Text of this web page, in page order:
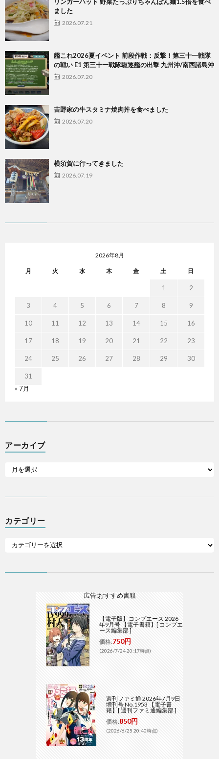
ました
2026.07.21
艦これ2026夏イベント 前段作戦：反撃！第三十一戦隊
の戦い E1 第三十一戦隊駆逐艦の出撃 九州沖/南西諸島沖
2026.07.20
吉野家の牛スタミナ焼肉丼を食べました
2026.07.20
横須賀に行ってきました
2026.07.19
2026年8月
月 火 水 木 金 土 日
1 2
3 4 5 6 7 8 9
10 11 12 13 14 15 16
17 18 19 20 21 22 23
24 25 26 27 28 29 30
31
« 7月
アーカイブ
カテゴリー
広告:おすすめ書籍
【電子版】コンプエース 2026
年9月号 【電子書籍】[ コンプエ
ース編集部 ]
価格:750円
(2026/7/24 20:17時点)
週刊ファミ通 2026年7月9日
増刊号 No.1953 【電子書
籍】[ 週刊ファミ通編集部 ]
価格:850円
(2026/6/25 20:40時点)